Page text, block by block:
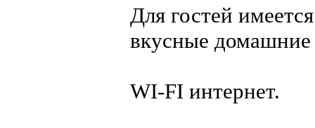
Для гостей
вкусные
WI-FI интернет.